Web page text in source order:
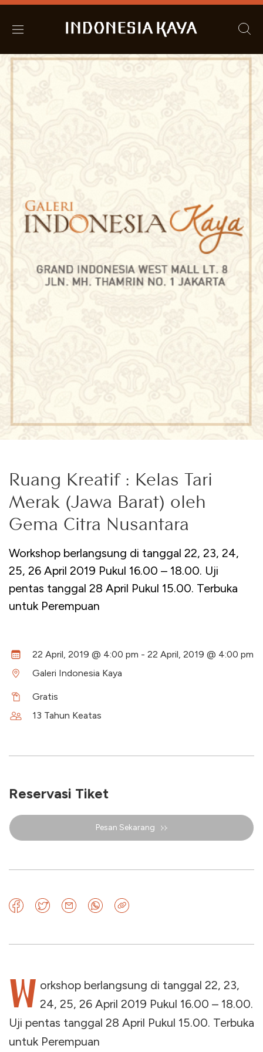
Ruang Kreatif : Kelas Tari
Merak (Jawa Barat) oleh
Gema Citra Nusantara
Workshop berlangsung di tanggal 22, 23, 24,
25, 26 April 2019 Pukul 16.00 – 18.00. Uji
pentas tanggal 28 April Pukul 15.00. Terbuka
untuk Perempuan
22 April, 2019 @ 4:00 pm - 22 April, 2019 @ 4:00 pm
Galeri Indonesia Kaya
Gratis
13 Tahun Keatas
Reservasi Tiket
Pesan Sekarang
W orkshop berlangsung di tanggal 22, 23,
24, 25, 26 April 2019 Pukul 16.00 – 18.00.
Uji pentas tanggal 28 April Pukul 15.00. Terbuka
untuk Perempuan